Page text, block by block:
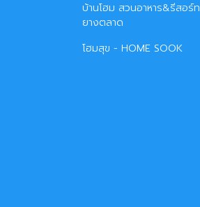
บ้านโฮม สวนอาหาร&รีสอร์ท
ยางตลาด
โฮมสุข - HOME SOOK